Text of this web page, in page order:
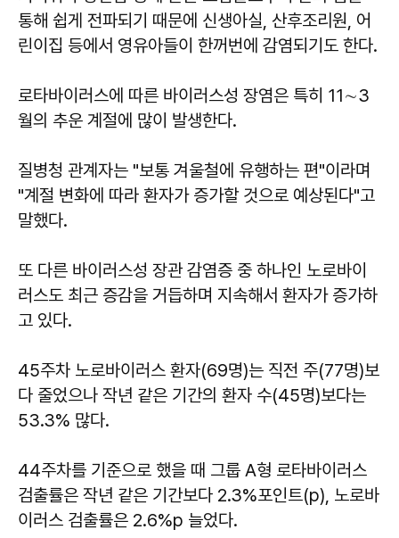
통해 쉽게 전파되기 때문에 신생아실, 산후조리원, 어
린이집 등에서 영유아들이 한꺼번에 감염되기도 한다.
로타바이러스에 따른 바이러스성 장염은 특히 11∼3
월의 추운 계절에 많이 발생한다.
질병청 관계자는 "보통 겨울철에 유행하는 편"이라며
"계절 변화에 따라 환자가 증가할 것으로 예상된다"고
말했다.
또 다른 바이러스성 장관 감염증 중 하나인 노로바이
러스도 최근 증감을 거듭하며 지속해서 환자가 증가하
고 있다.
45주차 노로바이러스 환자(69명)는 직전 주(77명)보
다 줄었으나 작년 같은 기간의 환자 수(45명)보다는
53.3% 많다.
44주차를 기준으로 했을 때 그룹 A형 로타바이러스
검출률은 작년 같은 기간보다 2.3%포인트(p), 노로바
이러스 검출률은 2.6%p 늘었다.